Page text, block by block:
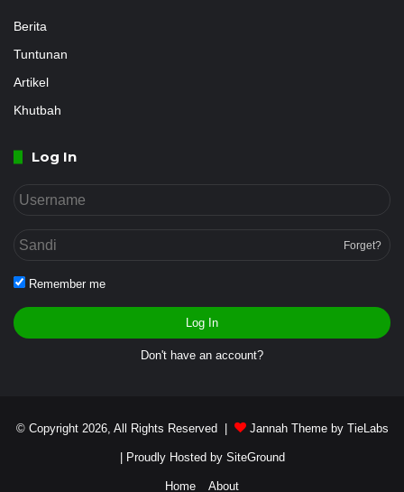
Berita
Tuntunan
Artikel
Khutbah
Log In
Forget?
Remember me
Log In
Don't have an account?
© Copyright 2026, All Rights Reserved | Jannah Theme by TieLabs
| Proudly Hosted by SiteGround
Home About